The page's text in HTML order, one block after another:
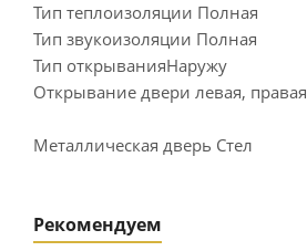
Тип теплоизоляции Полная
Тип звукоизоляции Полная
Тип открыванияНаружу
Открывание двери левая, правая
Металлическая дверь Стел
Рекомендуем